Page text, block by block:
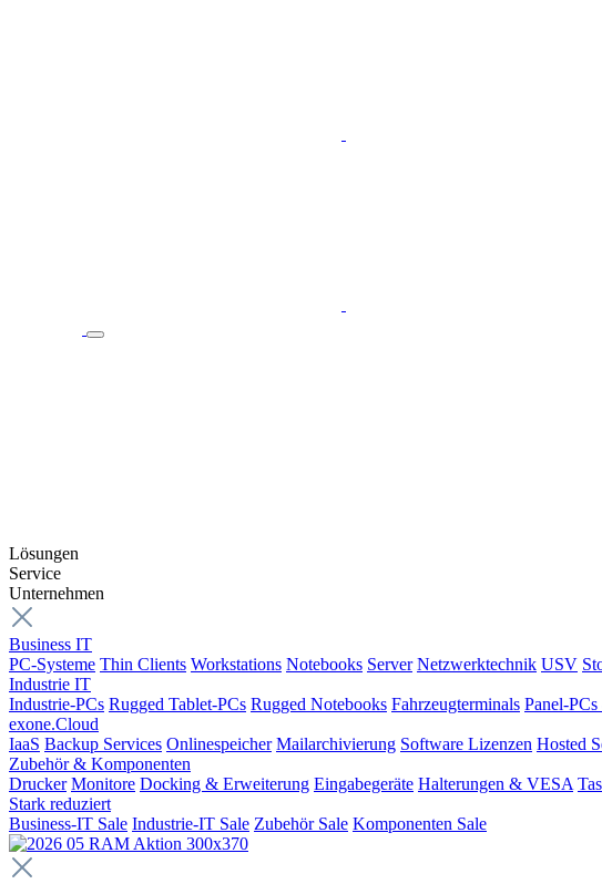
Lösungen
Service
Unternehmen
Business IT
PC-Systeme Thin Clients Workstations Notebooks Server Netzwerktechnik USV
Industrie IT
Industrie-PCs Rugged Tablet-PCs Rugged Notebooks Fahrzeugterminals Panel-
exone.Cloud
IaaS Backup Services Onlinespeicher Mailarchivierung Software Lizenzen Hosted
Zubehör & Komponenten
Drucker Monitore Docking & Erweiterung Eingabegeräte Halterungen & VESA
Stark reduziert
Business-IT Sale Industrie-IT Sale Zubehör Sale Komponenten Sale